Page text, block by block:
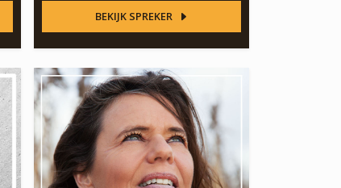
BEKIJK SPREKER